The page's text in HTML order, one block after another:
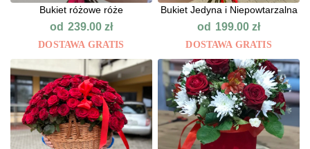
Bukiet różowe róże
od 239.00 zł
DOSTAWA GRATIS
Bukiet Jedyna i Niepowtarzalna
od 199.00zł
DOSTAWA GRATIS